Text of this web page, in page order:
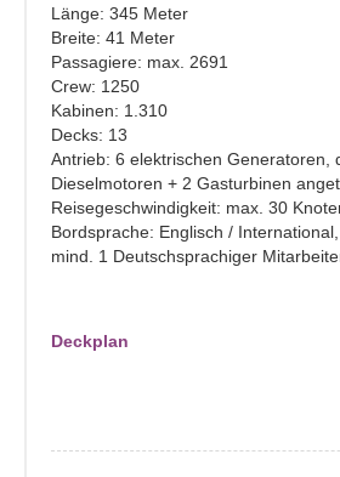
Länge: 345 Meter
Breite: 41 Meter
Passagiere: max. 2691
Crew: 1250
Kabinen: 1.310
Decks: 13
Antrieb: 6 elektrischen Generatoren,
Dieselmotoren + 2 Gasturbinen
Reisegeschwindigkeit: max. 30
Bordsprache: Englisch /
mind. 1 Deutschsprachiger
Deckplan